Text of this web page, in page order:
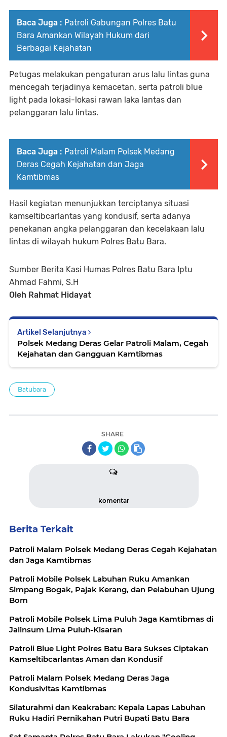
Baca Juga : Patroli Gabungan Polres Batu
Bara Amankan Wilayah Hukum dari
Berbagai Kejahatan
Petugas melakukan pengaturan arus lalu lintas guna
mencegah terjadinya kemacetan, serta patroli blue
light pada lokasi-lokasi rawan laka lantas dan
pelanggaran lalu lintas.
Baca Juga : Patroli Malam Polsek Medang
Deras Cegah Kejahatan dan Jaga
Kamtibmas
Hasil kegiatan menunjukkan terciptanya situasi
kamseltibcarlantas yang kondusif, serta adanya
penekanan angka pelanggaran dan kecelakaan lalu
lintas di wilayah hukum Polres Batu Bara.
Sumber Berita Kasi Humas Polres Batu Bara Iptu
Ahmad Fahmi, S.H
Oleh Rahmat Hidayat
Artikel Selanjutnya
Polsek Medang Deras Gelar Patroli Malam, Cegah
Kejahatan dan Gangguan Kamtibmas
Batubara
SHARE
komentar
Berita Terkait
Patroli Malam Polsek Medang Deras Cegah Kejahatan
dan Jaga Kamtibmas
Patroli Mobile Polsek Labuhan Ruku Amankan
Simpang Bogak, Pajak Kerang, dan Pelabuhan Ujung
Bom
Patroli Mobile Polsek Lima Puluh Jaga Kamtibmas di
Jalinsum Lima Puluh-Kisaran
Patroli Blue Light Polres Batu Bara Sukses Ciptakan
Kamseltibcarlantas Aman dan Kondusif
Patroli Malam Polsek Medang Deras Jaga
Kondusivitas Kamtibmas
Silaturahmi dan Keakraban: Kepala Lapas Labuhan
Ruku Hadiri Pernikahan Putri Bupati Batu Bara